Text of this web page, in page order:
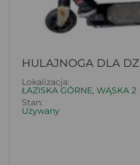
HULAJNOGA DLA
Lokalizacja:
ŁAZISKA GÓRNE, WĄSKA 2
Stan:
Używany